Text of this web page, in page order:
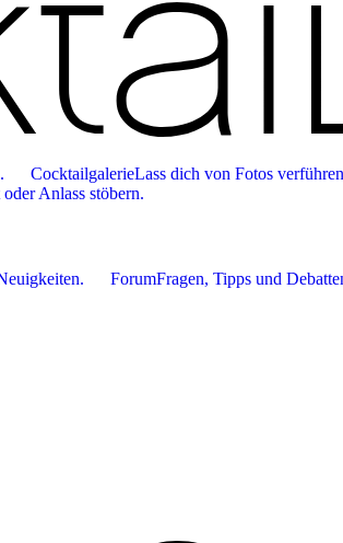
CocktailgalerieLass dich von Fotos
Anlass stöbern.
ForumFragen, Tipps und